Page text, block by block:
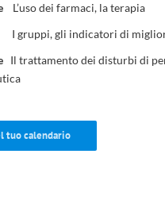
L’uso dei farmaci, la terapia
I gruppi, gli indicatori di
Il trattamento dei disturbi di
tuo calendario